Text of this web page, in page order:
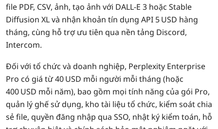
file PDF, CSV, ảnh, tạo ảnh với DALL‑E 3 hoặc Stable
Diffusion XL và nhận khoản tín dụng API 5 USD hàng
tháng, cùng hỗ trợ ưu tiên qua nền tảng Discord,
Intercom.
Đối với tổ chức và doanh nghiệp, Perplexity Enterprise
Pro có giá từ 40 USD mỗi người mỗi tháng (hoặc
400 USD mỗi năm), bao gồm mọi tính năng của gói Pro,
quản lý ghế sử dụng, kho tài liệu tổ chức, kiểm soát chia
sẻ file, quyền đăng nhập qua SSO, nhật ký kiểm toán, hỗ